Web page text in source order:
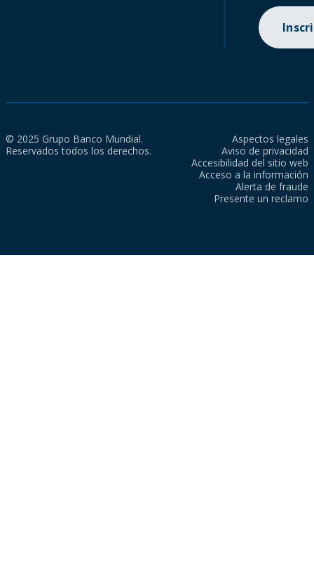
© 2025 Grupo Banco Mundial.
Reservados todos los derechos.
Aspectos legales
Aviso de privacidad
Accesibilidad del sitio web
Acceso a la información
Alerta de fraude
Presente un reclamo